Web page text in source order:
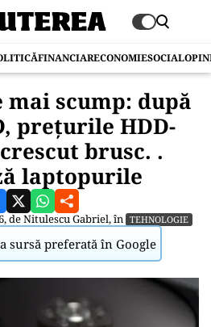
FINANCIARECONOMIESOCIAL
scump: după
prețurile HDD-
brusc. .
laptopurile
deNitulescu Gabriel, în TEHNOLOGIE
sursă preferată în Google